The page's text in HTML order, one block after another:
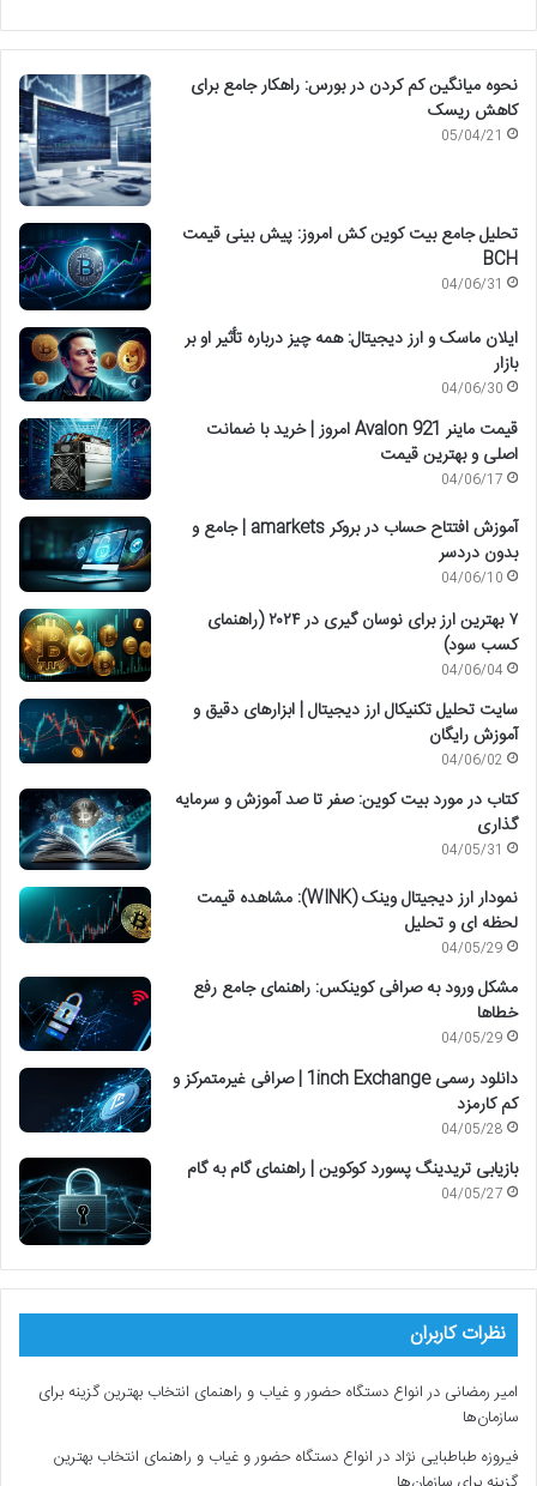
نحوه میانگین کم کردن در بورس: راهکار جامع برای
کاهش ریسک
05/04/21
تحلیل جامع بیت کوین کش امروز: پیش بینی قیمت
BCH
04/06/31
ایلان ماسک و ارز دیجیتال: همه چیز درباره تأثیر او بر
بازار
04/06/30
قیمت ماینر Avalon 921 امروز | خرید با ضمانت
اصلی و بهترین قیمت
04/06/17
آموزش افتتاح حساب در بروکر amarkets | جامع و
بدون دردسر
04/06/10
۷ بهترین ارز برای نوسان گیری در ۲۰۲۴ (راهنمای
کسب سود)
04/06/04
سایت تحلیل تکنیکال ارز دیجیتال | ابزارهای دقیق و
آموزش رایگان
04/06/02
کتاب در مورد بیت کوین: صفر تا صد آموزش و سرمایه
گذاری
04/05/31
نمودار ارز دیجیتال وینک (WINK): مشاهده قیمت
لحظه ای و تحلیل
04/05/29
مشکل ورود به صرافی کوینکس: راهنمای جامع رفع
خطاها
04/05/29
دانلود رسمی 1inch Exchange | صرافی غیرمتمرکز و
کم کارمزد
04/05/28
بازیابی تریدینگ پسورد کوکوین | راهنمای گام به گام
04/05/27
نظرات کاربران
امیر رمضانی درانواع دستگاه حضور و غیاب و راهنمای انتخاب بهترین گزینه برای
سازمان‌ها
فیروزه طباطبایی نژاد درانواع دستگاه حضور و غیاب و راهنمای انتخاب بهترین